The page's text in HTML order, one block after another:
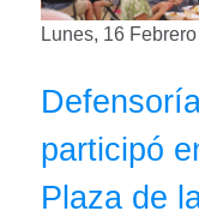
Lunes, 16
participó
Plaza de